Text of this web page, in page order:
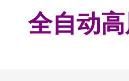
全自动